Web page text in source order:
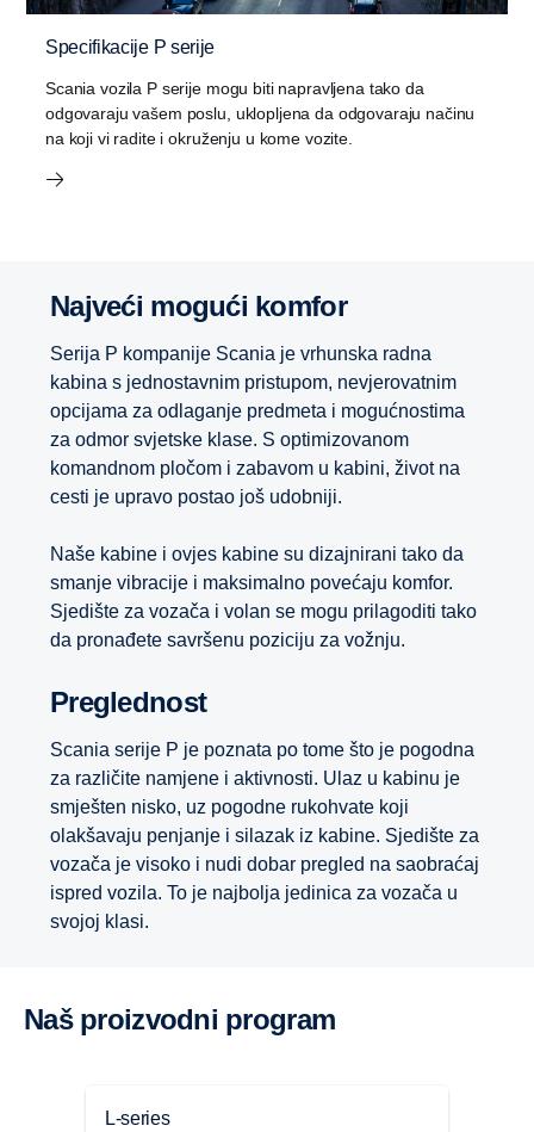
Specifikacije P serije
Scania vozila P serije mogu biti napravljena tako da
odgovaraju vašem poslu, uklopljena da odgovaraju načinu
na koji vi radite i okruženju u kome vozite.
Najveći mogući komfor
Serija P kompanije Scania je vrhunska radna
kabina s jednostavnim pristupom, nevjerovatnim
opcijama za odlaganje predmeta i mogućnostima
za odmor svjetske klase. S optimizovanom
komandnom pločom i zabavom u kabini, život na
cesti je upravo postao još udobniji.
Naše kabine i ovjes kabine su dizajnirani tako da
smanje vibracije i maksimalno povećaju komfor.
Sjedište za vozača i volan se mogu prilagoditi tako
da pronađete savršenu poziciju za vožnju.
Preglednost
Scania serije P je poznata po tome što je pogodna
za različite namjene i aktivnosti. Ulaz u kabinu je
smješten nisko, uz pogodne rukohvate koji
olakšavaju penjanje i silazak iz kabine. Sjedište za
vozača je visoko i nudi dobar pregled na saobraćaj
ispred vozila. To je najbolja jedinica za vozača u
svojoj klasi.
Naš proizvodni program
L-series